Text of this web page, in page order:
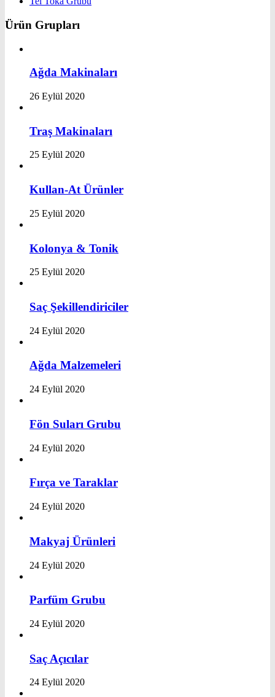
Ürün Grupları
Ağda Makinaları
26 Eylül 2020
Traş Makinaları
25 Eylül 2020
Kullan-At Ürünler
25 Eylül 2020
Kolonya & Tonik
25 Eylül 2020
Saç Şekillendiriciler
24 Eylül 2020
Ağda Malzemeleri
24 Eylül 2020
Fön Suları Grubu
24 Eylül 2020
Fırça ve Taraklar
24 Eylül 2020
Makyaj Ürünleri
24 Eylül 2020
Parfüm Grubu
24 Eylül 2020
Saç Açıcılar
24 Eylül 2020